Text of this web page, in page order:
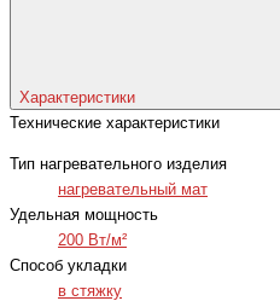
Характеристики
Технические характеристики
Тип нагревательного изделия
нагревательный мат
Удельная мощность
200 Вт/м²
Способ укладки
в стяжку